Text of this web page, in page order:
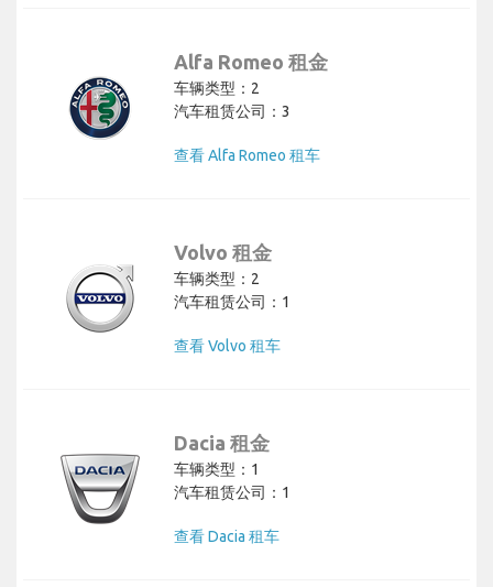
Alfa Romeo 租金
车辆类型：2
汽车租赁公司：3
查看 Alfa Romeo 租车
Volvo 租金
车辆类型：2
汽车租赁公司：1
查看 Volvo 租车
Dacia 租金
车辆类型：1
汽车租赁公司：1
查看 Dacia 租车